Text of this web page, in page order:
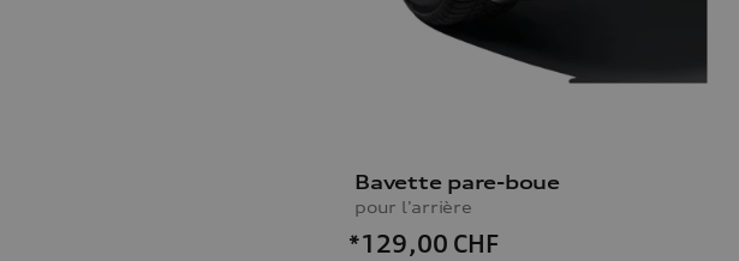
Bavette pare-boue
pour l'arrière
*129,00 CHF